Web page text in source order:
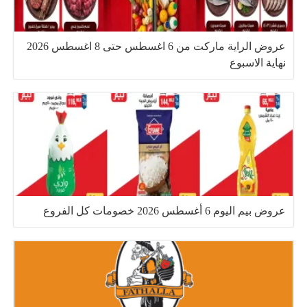
عروض الراية ماركت من 6 اغسطس حتى 8 اغسطس 2026
نهاية الاسبوع
عروض بيم اليوم 6 أغسطس 2026 خصومات كل الفروع